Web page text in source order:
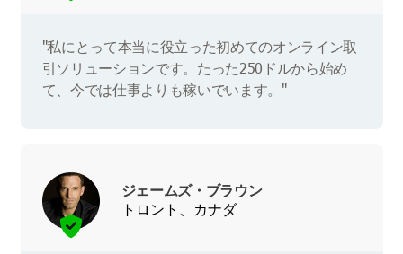
"私にとって本当に役立った初めてのオンライン取
引ソリューションです。たった250ドルから始め
て、今では仕事よりも稼いでいます。"
ジェームズ・ブラウン
トロント、カナダ